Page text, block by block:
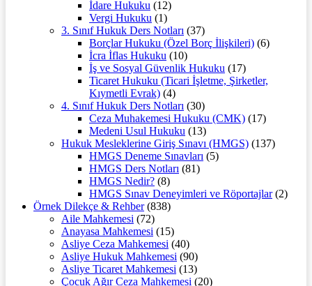
İdare Hukuku (12)
Vergi Hukuku (1)
3. Sınıf Hukuk Ders Notları (37)
Borçlar Hukuku (Özel Borç İlişkileri) (6)
İcra İflas Hukuku (10)
İş ve Sosyal Güvenlik Hukuku (17)
Ticaret Hukuku (Ticari İşletme, Şirketler,
Kıymetli Evrak) (4)
4. Sınıf Hukuk Ders Notları (30)
Ceza Muhakemesi Hukuku (CMK) (17)
Medeni Usul Hukuku (13)
Hukuk Mesleklerine Giriş Sınavı (HMGS) (137)
HMGS Deneme Sınavları (5)
HMGS Ders Notları (81)
HMGS Nedir? (8)
HMGS Sınav Deneyimleri ve Röportajlar(2)
Örnek Dilekçe & Rehber(838)
Aile Mahkemesi (72)
Anayasa Mahkemesi (15)
Asliye Ceza Mahkemesi (40)
Asliye Hukuk Mahkemesi (90)
Asliye Ticaret Mahkemesi (13)
Çocuk Ağır Ceza Mahkemesi (20)